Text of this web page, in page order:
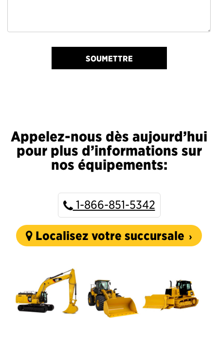
SOUMETTRE
Appelez-nous dès aujourd’hui
pour plus d’informations sur
nos équipements:
1-866-851-5342
Localisez votre succursale